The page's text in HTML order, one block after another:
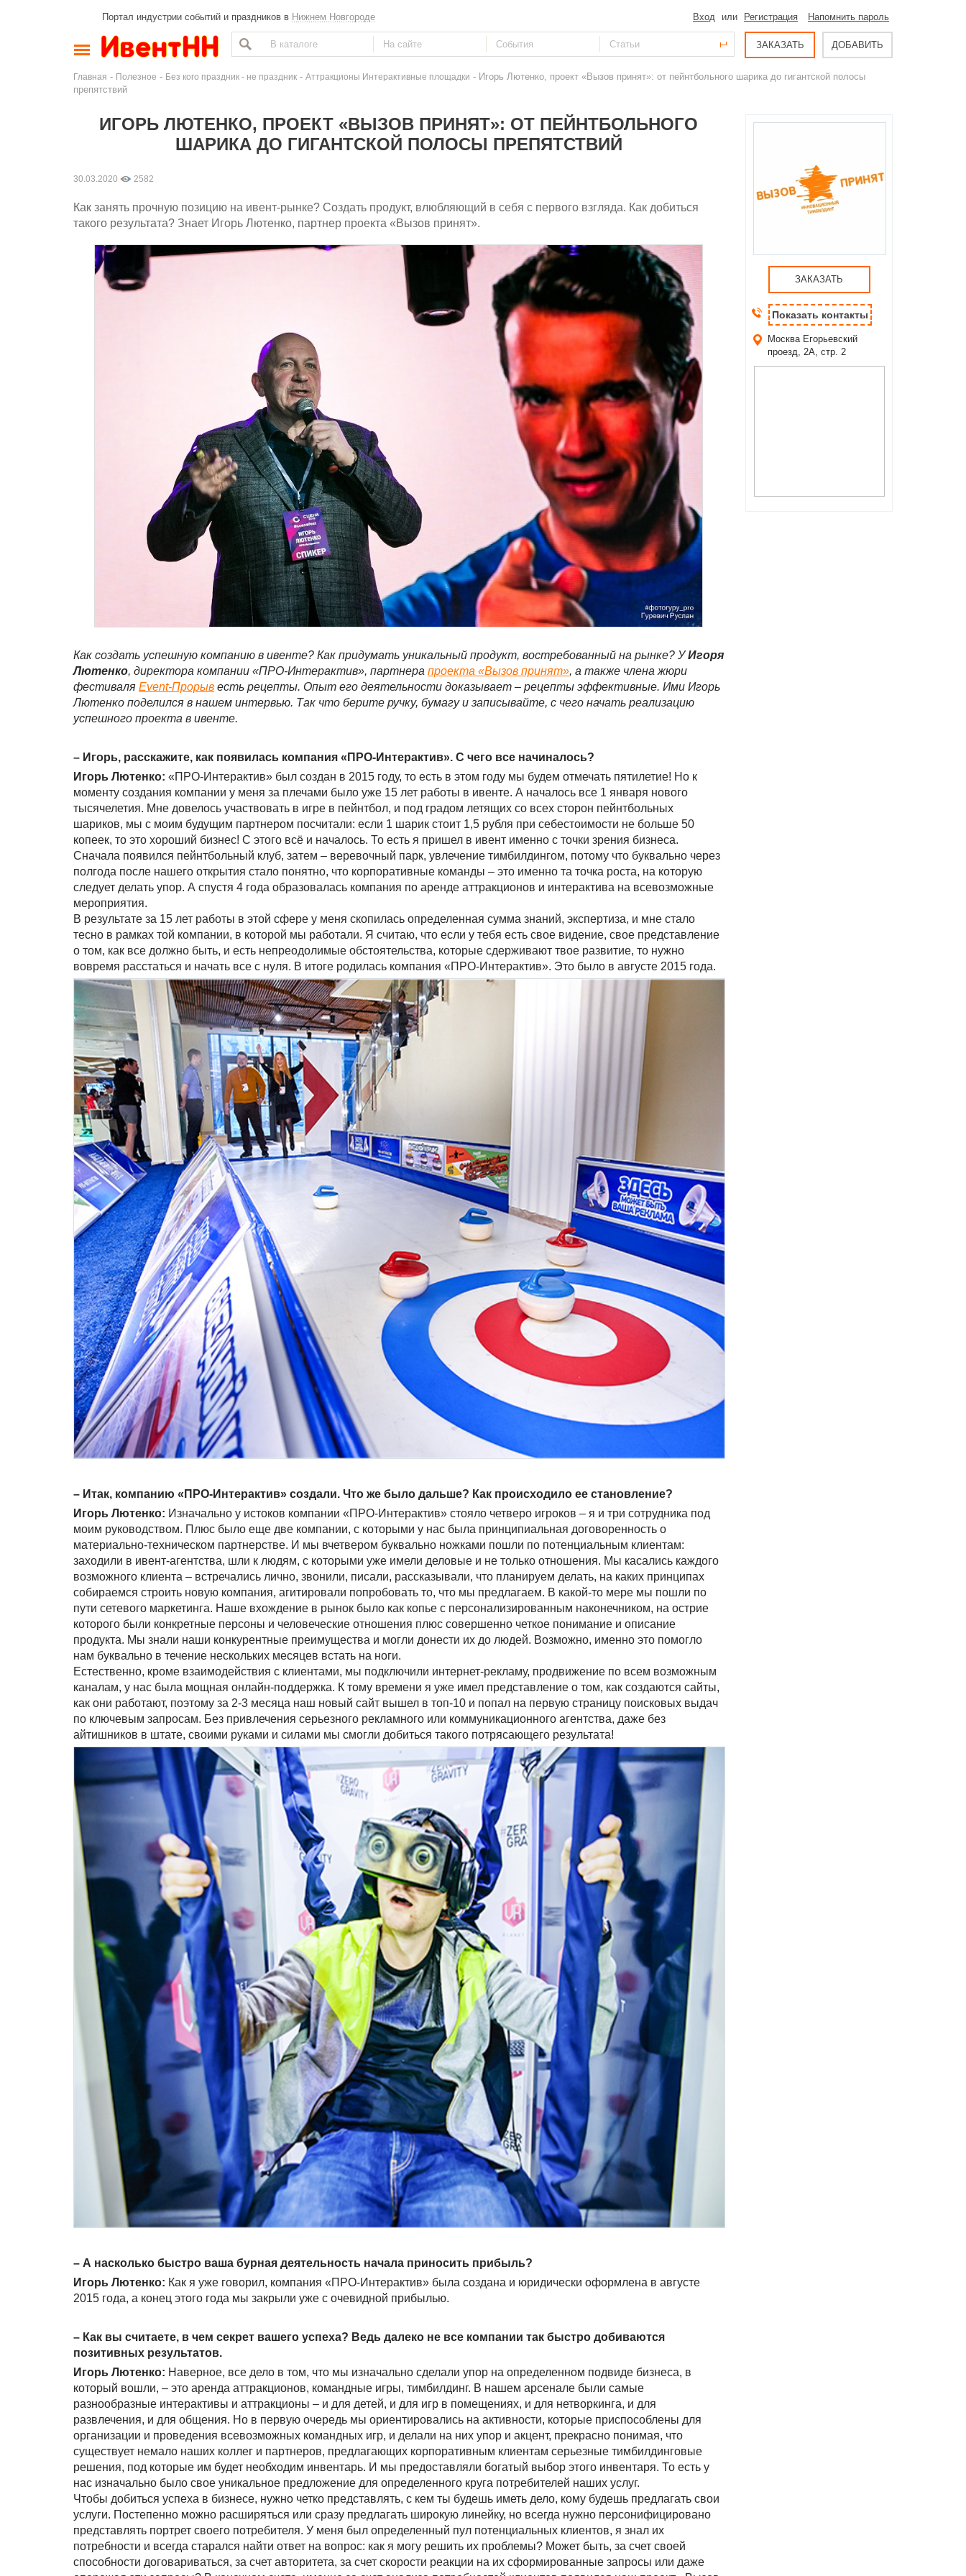
Портал индустрии событий и праздников в Нижнем Новгороде Вход или Регистрация Напомнить пароль
ЗАКАЗАТЬ ДОБАВИТЬ
Главная - Полезное - Без кого праздник - не праздник - Аттракционы Интерактивные площадки - Игорь Лютенко, проект «Вызов принят»: от пейнтбольного шарика до гигантской полосы
препятствий
ИГОРЬ ЛЮТЕНКО, ПРОЕКТ «ВЫЗОВ ПРИНЯТ»: ОТ ПЕЙНТБОЛЬНОГО
ШАРИКА ДО ГИГАНТСКОЙ ПОЛОСЫ ПРЕПЯТСТВИЙ
30.03.2020 2582
Как занять прочную позицию на ивент-рынке? Создать продукт, влюбляющий в себя с первого взгляда. Как добиться
такого результата? Знает Игорь Лютенко, партнер проекта «Вызов принят».
Как создать успешную компанию в ивенте? Как придумать уникальный продукт, востребованный на рынке? УИгоря
Лютенко, директора компании «ПРО-Интерактив», партнера проекта «Вызов принят», а также члена жюри
фестиваля Event-Прорыв есть рецепты. Опыт его деятельности доказывает – рецепты эффективные. Ими Игорь
Лютенко поделился в нашем интервью. Так что берите ручку, бумагу и записывайте, с чего начать реализацию
успешного проекта в ивенте.
– Игорь, расскажите, как появилась компания «ПРО-Интерактив». С чего все начиналось?
Игорь Лютенко: «ПРО-Интерактив» был создан в 2015 году, то есть в этом году мы будем отмечать пятилетие! Но к
моменту создания компании у меня за плечами было уже 15 лет работы в ивенте. А началось все 1 января нового
тысячелетия. Мне довелось участвовать в игре в пейнтбол, и под градом летящих со всех сторон пейнтбольных
шариков, мы с моим будущим партнером посчитали: если 1 шарик стоит 1,5 рубля при себестоимости не больше 50
копеек, то это хороший бизнес! С этого всё и началось. То есть я пришел в ивент именно с точки зрения бизнеса.
Сначала появился пейнтбольный клуб, затем – веревочный парк, увлечение тимбилдингом, потому что буквально через
полгода после нашего открытия стало понятно, что корпоративные команды – это именно та точка роста, на которую
следует делать упор. А спустя 4 года образовалась компания по аренде аттракционов и интерактива на всевозможные
мероприятия.
В результате за 15 лет работы в этой сфере у меня скопилась определенная сумма знаний, экспертиза, и мне стало
тесно в рамках той компании, в которой мы работали. Я считаю, что если у тебя есть свое видение, свое представление
о том, как все должно быть, и есть непреодолимые обстоятельства, которые сдерживают твое развитие, то нужно
вовремя расстаться и начать все с нуля. В итоге родилась компания «ПРО-Интерактив». Это было в августе 2015 года.
– Итак, компанию «ПРО-Интерактив» создали. Что же было дальше? Как происходило ее становление?
Игорь Лютенко: Изначально у истоков компании «ПРО-Интерактив» стояло четверо игроков – я и три сотрудника под
моим руководством. Плюс было еще две компании, с которыми у нас была принципиальная договоренность о
материально-техническом партнерстве. И мы вчетвером буквально ножками пошли по потенциальным клиентам:
заходили в ивент-агентства, шли к людям, с которыми уже имели деловые и не только отношения. Мы касались каждого
возможного клиента – встречались лично, звонили, писали, рассказывали, что планируем делать, на каких принципах
собираемся строить новую компания, агитировали попробовать то, что мы предлагаем. В какой-то мере мы пошли по
пути сетевого маркетинга. Наше вхождение в рынок было как копье с персонализированным наконечником, на острие
которого были конкретные персоны и человеческие отношения плюс совершенно четкое понимание и описание
продукта. Мы знали наши конкурентные преимущества и могли донести их до людей. Возможно, именно это помогло
нам буквально в течение нескольких месяцев встать на ноги.
Естественно, кроме взаимодействия с клиентами, мы подключили интернет-рекламу, продвижение по всем возможным
каналам, у нас была мощная онлайн-поддержка. К тому времени я уже имел представление о том, как создаются сайты,
как они работают, поэтому за 2-3 месяца наш новый сайт вышел в топ-10 и попал на первую страницу поисковых выдач
по ключевым запросам. Без привлечения серьезного рекламного или коммуникационного агентства, даже без
айтишников в штате, своими руками и силами мы смогли добиться такого потрясающего результата!
– А насколько быстро ваша бурная деятельность начала приносить прибыль?
Игорь Лютенко: Как я уже говорил, компания «ПРО-Интерактив» была создана и юридически оформлена в августе
2015 года, а конец этого года мы закрыли уже с очевидной прибылью.
– Как вы считаете, в чем секрет вашего успеха? Ведь далеко не все компании так быстро добиваются
позитивных результатов.
Игорь Лютенко: Наверное, все дело в том, что мы изначально сделали упор на определенном подвиде бизнеса, в
который вошли, – это аренда аттракционов, командные игры, тимбилдинг. В нашем арсенале были самые
разнообразные интерактивы и аттракционы – и для детей, и для игр в помещениях, и для нетворкинга, и для
развлечения, и для общения. Но в первую очередь мы ориентировались на активности, которые приспособлены для
организации и проведения всевозможных командных игр, и делали на них упор и акцент, прекрасно понимая, что
существует немало наших коллег и партнеров, предлагающих корпоративным клиентам серьезные тимбилдинговые
решения, под которые им будет необходим инвентарь. И мы предоставляли богатый выбор этого инвентаря. То есть у
нас изначально было свое уникальное предложение для определенного круга потребителей наших услуг.
Чтобы добиться успеха в бизнесе, нужно четко представлять, с кем ты будешь иметь дело, кому будешь предлагать свои
услуги. Постепенно можно расширяться или сразу предлагать широкую линейку, но всегда нужно персонифицировано
представлять портрет своего потребителя. У меня был определенный пул потенциальных клиентов, я знал их
потребности и всегда старался найти ответ на вопрос: как я могу решить их проблемы? Может быть, за счет своей
способности договариваться, за счет авторитета, за счет скорости реакции на их сформированные запросы или даже
ЗАКАЗАТЬ
Показать контакты
Москва Егорьевский
проезд, 2А, стр. 2